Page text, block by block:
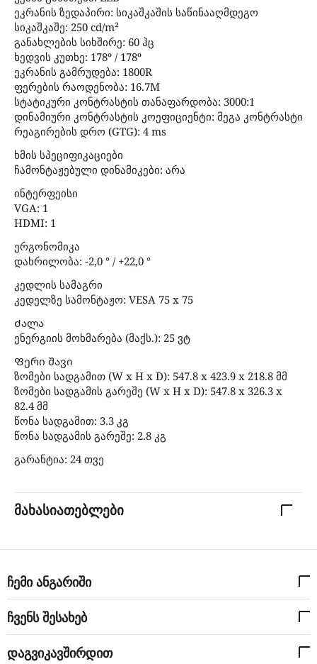
ეკრანის ზედაპირი: სიკაშკაშის საწინააღმდეგო
სიკაშკაშე: 250 cd/m²
განახლების სიხშირე: 60 ჰც
ხედვის კუთხე: 178º / 178º
ეკრანის გამრუდება: 1800R
ფერების რაოდენობა: 16.7M
სტატიკური კონტრასტის თანაფარდობა: 3000:1
დინამიური კონტრასტის კოეფიციენტი: მეგა კონტრასტი
რეაგირების დრო (GTG): 4 ms
ხმის სპეციფიკაციები
ჩამონტაჟებული დინამიკები: არა
ინტერფეისი
VGA: 1
HDMI: 1
ერგონომიკა
დახრილობა: -2,0 ° / +22,0 °
კედლის სამაგრი
კედელზე სამონტაჟო: VESA 75 x 75
Ძალა
ენერგიის მოხმარება (მაქს.): 25 ვტ
Ფერი შავი
ზომები სადგამით (W x H x D): 547.8 x 423.9 x 218.8 მმ
ზომები სადგამის გარეშე (W x H x D): 547.8 x 326.3 x
82.4 მმ
წონა სადგამით: 3.3 კგ
წონა სადგამის გარეშე: 2.8 კგ
გარანტია: 24 თვე
მახასიათებლები
ჩემი ანგარიში
ჩვენს შესახებ
დაგვიკავშირდით